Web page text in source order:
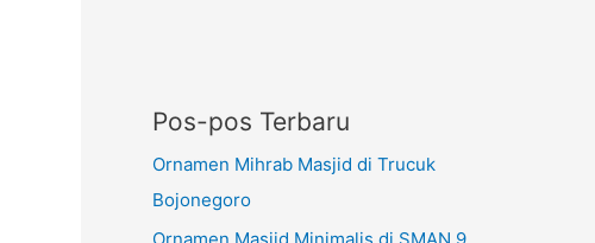
Pos-pos Terbaru
Ornamen Mihrab Masjid di Trucuk
Bojonegoro